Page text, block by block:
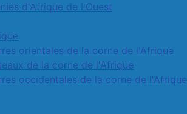
d'Afrique de l'Ouest
orientales de la corne de l'Afrique
de la corne de l'Afrique
occidentales de la corne de l'Afrique